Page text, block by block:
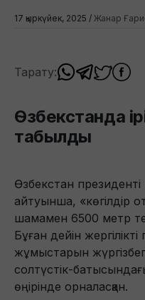
17 қыркүйек, 2025 / Жанар
Тарату:
Өзбекстанда
табылды
Өзбекстан
айтуынша, «көгілдір
шамамен 6500 метр
Бұған дейін
жұмыстарын
солтүстік-
өңірінде орналасқан.